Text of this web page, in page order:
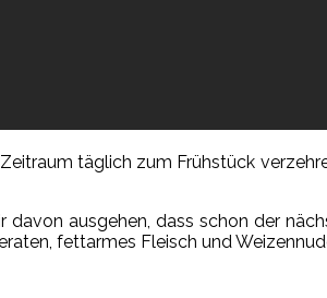
täglich zum Frühstück
ausgehen, dass schon der
fettarmes Fleisch und